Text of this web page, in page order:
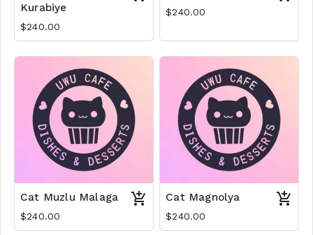
Kurabiye
$240.00
$240.00
Cat Muzlu Malaga
$240.00
Cat Magnolya
$240.00